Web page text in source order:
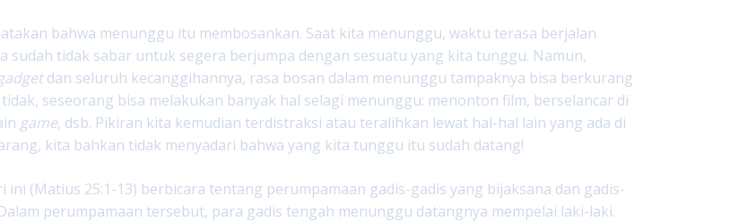
bahwa menunggu itu membosankan. Saat kita menunggu, waktu terasa berjalan
sudah tidak sabar untuk segera berjumpa dengan sesuatu yang kita tunggu. Namun,
dan seluruh kecanggihannya, rasa bosan dalam menunggu tampaknya bisa berkurang
seseorang bisa melakukan banyak hal selagi menunggu: menonton film, berselancar di
game, dsb. Pikiran kita kemudian terdistraksi atau teralihkan lewat hal-hal lain yang ada di
kita bahkan tidak menyadari bahwa yang kita tunggu itu sudah datang!
ini (Matius 25:1-13) berbicara tentang perumpamaan gadis-gadis yang bijaksana dan gadis-
perumpamaan tersebut, para gadis tengah menunggu datangnya mempelai laki-laki.